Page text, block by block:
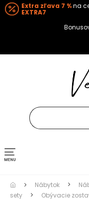
Extra zľava 7 %na
EXTRA7
Toggle
Nábytok
sety
Obývacie